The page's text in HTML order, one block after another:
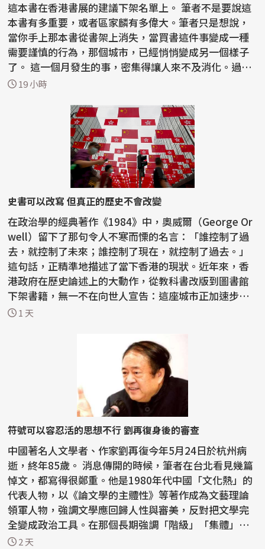
這本書在香港書展的建議下架名單上。 筆者不是要說這
本書有多重要，或者區家麟有多偉大。筆者只是想說，
當你手上那本書從書架上消失，當買書這件事變成一種
需要謹慎的行為，那個城市，已經悄悄變成另一個樣子
了。 這一個月發生的事，密集得讓人來不及消化。過去
半...19 小時
史書可以改寫 但真正的歷史不會改變
在政治學的經典著作《1984》中，奧威爾（George Or
well）留下了那句令人不寒而慄的名言：「誰控制了過
去，就控制了未來；誰控制了現在，就控制了過去。」
這句話，正精準地描述了當下香港的現狀。近年來，香
港政府在歷史論述上的大動作，從教科書改版到圖書館
下架書籍，無一不在向世人宣告：這座城市正加速步入
一種由...
1 天
符號可以容忍活的思想不行 劉再復身後的審查
中國著名人文學者、作家劉再復今年5月24日於杭州病
逝，終年85歲。 消息傳開的時候，筆者在台北看見幾篇
悼文，都寫得很鄭重。他是1980年代中國「文化熱」的
代表人物，以《論文學的主體性》等著作成為文藝理論
領軍人物，強調文學應回歸人性與審美，反對把文學完
全變成政治工具。在那個長期強調「階級」「集體」
「革命敘...
2 天